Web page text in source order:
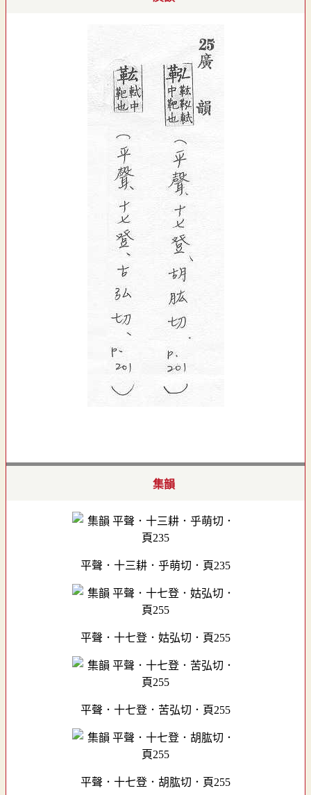
集韻
平聲．十三耕．乎萌切．頁235
平聲．十七登．姑弘切．頁255
平聲．十七登．苦弘切．頁255
平聲．十七登．胡肱切．頁255